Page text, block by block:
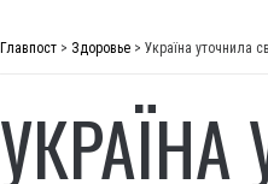
Главпост > Здоровье > Україна уточнила